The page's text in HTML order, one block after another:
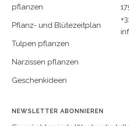
pflanzen
Pflanz- und Blütezeitplan
Tulpen pflanzen
Narzissen pflanzen
Geschenkideen
NEWSLETTER ABONNIEREN